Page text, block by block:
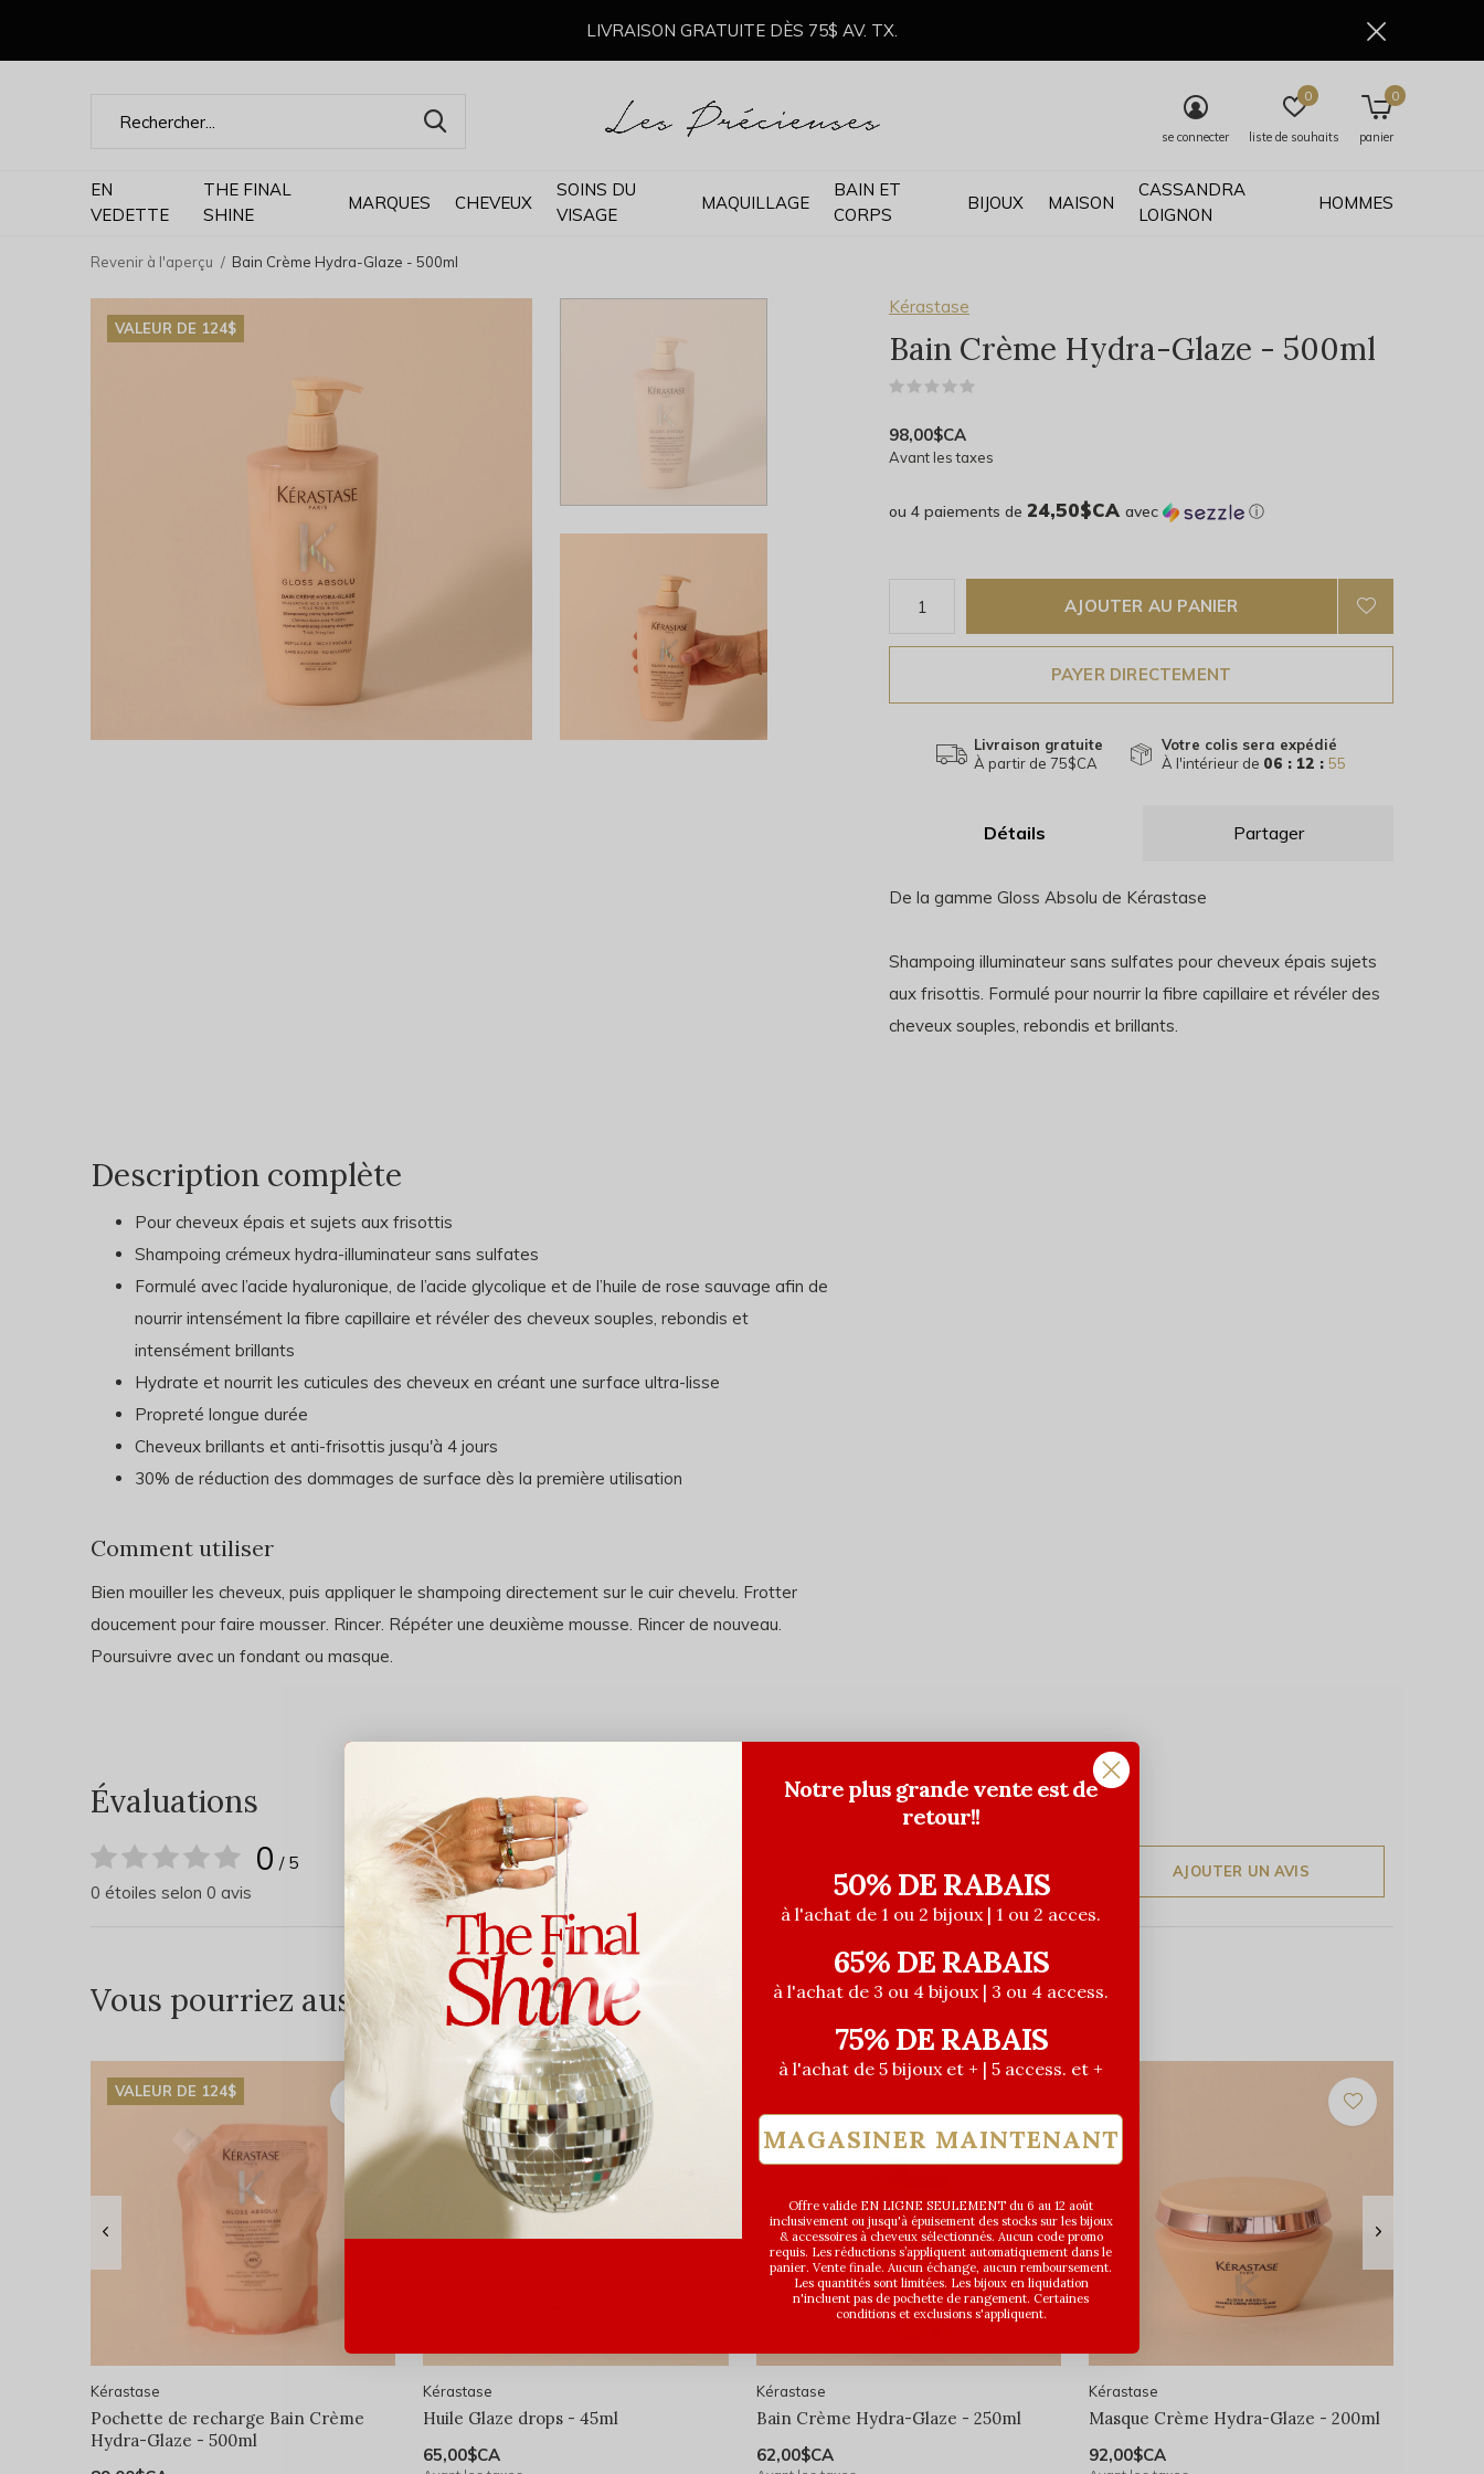
EN
VEDETTE
THE FINAL
SHINE
MARQUES CHEVEUX
SOINS DU
VISAGE
MAQUILLAGE
BAIN ET
CORPS
BIJOUX MAISON
CASSANDRA
LOIGNON
HOMMES
se connecter liste de souhaits
0
panier
0
LIVRAISON GRATUITE DÈS 75$ AV. TX.
Revenir à l'aperçu Bain Crème Hydra-Glaze - 500ml
VALEUR DE 124$
Kérastase
Bain Crème Hydra-Glaze - 500ml
98,00$CA
Avant les taxes
ou 4 paiements de 24,50$CA avec ⓘ
AJOUTER AU PANIER
PAYER DIRECTEMENT
Livraison gratuite
À partir de 75$CA
Votre colis sera expédié
À l'intérieur de 06 : 12 : 54
Détails Partager
De la gamme Gloss Absolu de Kérastase
Shampoing illuminateur sans sulfates pour cheveux épais sujets
aux frisottis. Formulé pour nourrir la fibre capillaire et révéler des
cheveux souples, rebondis et brillants.
Description complète
Pour cheveux épais et sujets aux frisottis
Shampoing crémeux hydra-illuminateur sans sulfates
Formulé avec l’acide hyaluronique, de l’acide glycolique et de l’huile de rose sauvage afin de
nourrir intensément la fibre capillaire et révéler des cheveux souples, rebondis et
intensément brillants
Hydrate et nourrit les cuticules des cheveux en créant une surface ultra-lisse
Propreté longue durée
Cheveux brillants et anti-frisottis jusqu'à 4 jours
30% de réduction des dommages de surface dès la première utilisation
Comment utiliser
Bien mouiller les cheveux, puis appliquer le shampoing directement sur le cuir chevelu. Frotter
doucement pour faire mousser. Rincer. Répéter une deuxième mousse. Rincer de nouveau.
Poursuivre avec un fondant ou masque.
Évaluations
0 / 5
0 étoiles selon 0 avis
AJOUTER UN AVIS
Vous pourriez aussi aimer...
VALEUR DE 124$
Kérastase
Pochette de recharge Bain Crème
Hydra-Glaze - 500ml
Kérastase
Huile Glaze drops - 45ml
65,00$CA
Kérastase
Bain Crème Hydra-Glaze - 250ml
62,00$CA
Kérastase
Masque Crème Hydra-Glaze - 200ml
92,00$CA
Notre plus grande vente est de
retour!!
50% DE RABAIS
à l'achat de 1 ou 2 bijoux | 1 ou 2 acces.
65% DE RABAIS
à l'achat de 3 ou 4 bijoux | 3 ou 4 access.
75% DE RABAIS
à l'achat de 5 bijoux et + | 5 access. et +
MAGASINER MAINTENANT
Offre valide EN LIGNE SEULEMENT du 6 au 12 août
inclusivement ou jusqu'à épuisement des stocks sur les bijoux
& accessoires à cheveux sélectionnés. Aucun code promo
requis. Les réductions s’appliquent automatiquement dans le
panier. Vente finale. Aucun échange, aucun remboursement.
Les quantités sont limitées. Les bijoux en liquidation
n'incluent pas de pochette de rangement. Certaines
conditions et exclusions s'appliquent.